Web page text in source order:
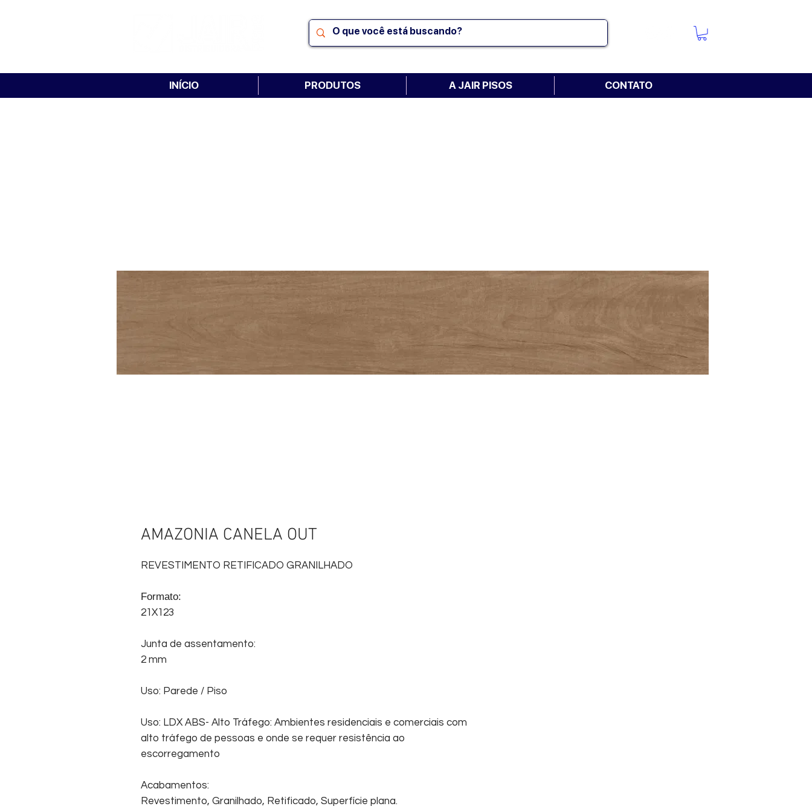
AMAZONIA CANELA OUT
REVESTIMENTO RETIFICADO GRANILHADO
Formato:
21X123
Junta de assentamento:
2 mm
Uso: Parede / Piso
Uso: LDX ABS- Alto Tráfego: Ambientes residenciais e comerciais com
alto tráfego de pessoas e onde se requer resistência ao
escorregamento
Acabamentos:
Revestimento, Granilhado, Retificado, Superfície plana.
INÍCIO PRODUTOS A JAIR PISOS CONTATO